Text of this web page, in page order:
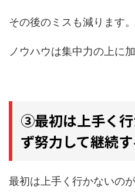
その後のミスも減ります。
ノウハウは集中力の上に
③最初は上手く
ず努力して継続
最初は上手く行かないのが